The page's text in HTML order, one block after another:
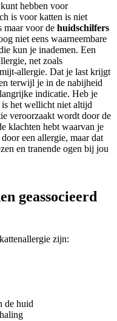
hebben voor
is voor katten is niet
maar voor de huidschilfers
niet eens waarneembare
kun je inademen. Een
net zoals
allergie. Dat je last krijgt
terwijl je in de nabijheid
indicatie. Heb je
is het wellicht niet altijd
veroorzaakt wordt door de
klachten hebt waarvan je
een allergie, maar dat
en tranende ogen bij jou
geassocieerd
zijn:
de huid